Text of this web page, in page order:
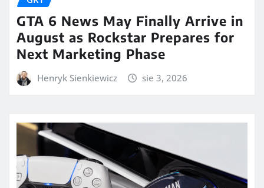
GTA 6 News May Finally Arrive in
August as Rockstar Prepares for
Next Marketing Phase
Henryk Sienkiewicz sie 3, 2026